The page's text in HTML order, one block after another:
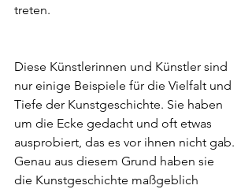
treten.
Diese Künstlerinnen und Künstler sind
nur einige Beispiele für die Vielfalt und
Tiefe der Kunstgeschichte. Sie haben
um die Ecke gedacht und oft etwas
ausprobiert, das es vor ihnen nicht gab.
Genau aus diesem Grund haben sie
die Kunstgeschichte maßgeblich